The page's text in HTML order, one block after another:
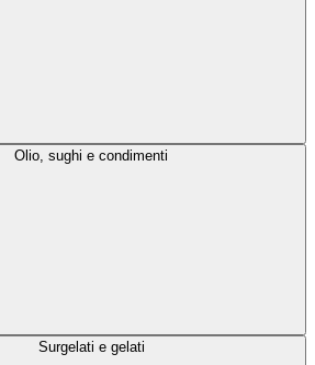
Olio, sughi e condimenti
Surgelati e gelati